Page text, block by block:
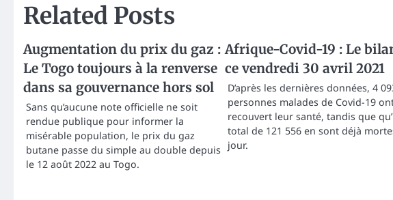
Related Posts
Augmentation du prix du gaz :
Le Togo toujours à la renverse
dans sa gouvernance hors sol
Sans qu’aucune note officielle ne soit
rendue publique pour informer la
misérable population, le prix du gaz
butane passe du simple au double depuis
le 12 août 2022 au Togo.
Afrique-Covid-19 : Le
ce vendredi 30 avril 2021
D’après les dernières données, 4
personnes malades de Covid-19
recouvert leur santé, tandis que
total de 121 556 en sont déjà
jour.